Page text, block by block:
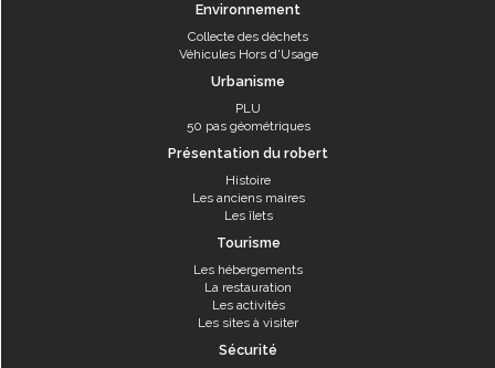
Environnement
Collecte des déchets
Véhicules Hors d'Usage
Urbanisme
PLU
50 pas géométriques
Présentation du robert
Histoire
Les anciens maires
Les îlets
Tourisme
Les hébergements
La restauration
Les activités
Les sites à visiter
Sécurité